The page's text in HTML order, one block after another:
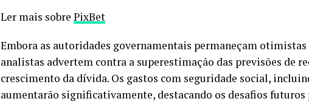
Ler mais sobre PixBet
Embora as autoridades governamentais permaneçam
analistas advertem contra a superestimação das previsões de
crescimento da dívida. Os gastos com seguridade social,
aumentarão significativamente, destacando os desafios